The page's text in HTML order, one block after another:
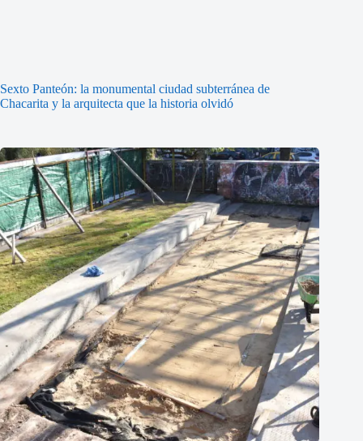
Sexto Panteón: la monumental ciudad subterránea de
Chacarita y la arquitecta que la historia olvidó